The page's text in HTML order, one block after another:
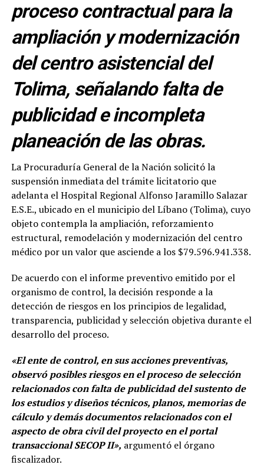
proceso contractual para la
ampliación y modernización
del centro asistencial del
Tolima, señalando falta de
publicidad e incompleta
planeación de las obras.
La Procuraduría General de la Nación solicitó la
suspensión inmediata del trámite licitatorio que
adelanta el Hospital Regional Alfonso Jaramillo Salazar
E.S.E., ubicado en el municipio del Líbano (Tolima), cuyo
objeto contempla la ampliación, reforzamiento
estructural, remodelación y modernización del centro
médico por un valor que asciende a los $79.596.941.338.
De acuerdo con el informe preventivo emitido por el
organismo de control, la decisión responde a la
detección de riesgos en los principios de legalidad,
transparencia, publicidad y selección objetiva durante el
desarrollo del proceso.
«El ente de control, en sus acciones preventivas,
observó posibles riesgos en el proceso de selección
relacionados con falta de publicidad del sustento de
los estudios y diseños técnicos, planos, memorias de
cálculo y demás documentos relacionados con el
aspecto de obra civil del proyecto en el portal
transaccional SECOP II», argumentó el órgano
fiscalizador.